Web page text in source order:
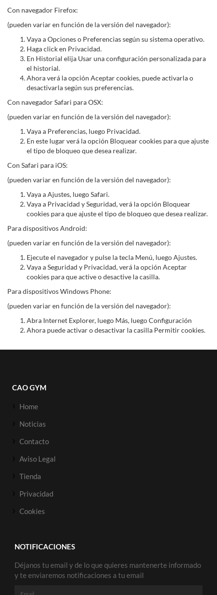
Con navegador Firefox:
(pueden variar en función de la versión del navegador):
Vaya a Opciones o Preferencias según su sistema operativo.
Haga click en Privacidad.
En Historial elija Usar una configuración personalizada para
el historial.
Ahora verá la opción Aceptar cookies, puede activarla o
desactivarla según sus preferencias.
Con navegador Safari para OSX:
(pueden variar en función de la versión del navegador):
Vaya a Preferencias, luego Privacidad.
En este lugar verá la opción Bloquear cookies para que ajuste
el tipo de bloqueo que desea realizar.
Con Safari para iOS:
(pueden variar en función de la versión del navegador):
Vaya a Ajustes, luego Safari.
Vaya a Privacidad y Seguridad, verá la opción Bloquear
cookies para que ajuste el tipo de bloqueo que desea realizar.
Para dispositivos Android:
(pueden variar en función de la versión del navegador):
Ejecute el navegador y pulse la tecla Menú, luego Ajustes.
Vaya a Seguridad y Privacidad, verá la opción Aceptar
cookies para que active o desactive la casilla.
Para dispositivos Windows Phone:
(pueden variar en función de la versión del navegador):
Abra Internet Explorer, luego Más, luego Configuración
Ahora puede activar o desactivar la casilla Permitir cookies.
CAO GYM
Home
Noticias
Contacto
Aviso Legal
Tienda
Privacidad
Cookies
NOTIFICACIONES
Déjanos tu email y de lo que quieres mantenerte informado
y te enviaremos notificaciones a tu email
Email